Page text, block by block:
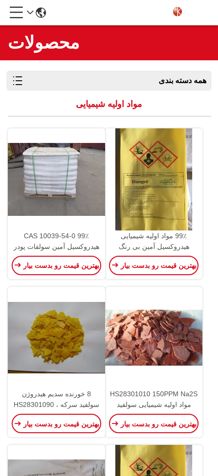
محصولات
همه دسته بندی
مواد اولیه شیمیایی
99٪ مواد اولیه شیمیایی
هیدروکسیل آمین بی رنگ
هیدروکلراید
بهترین قیمت رو بدست بیار
CAS 10039-54-0 99٪
هیدروکسیل آمین سولفات پودر
کریستال سفید
بهترین قیمت رو بدست بیار
HS28301010 150PPM Na2S
مواد اولیه شیمیایی سولفید
سدیم
بهترین قیمت رو بدست بیار
8 خورنده سدیم هیدروژن
سولفید سرکه ، HS28301090
بی سولفید سدیم
بهترین قیمت رو بدست بیار